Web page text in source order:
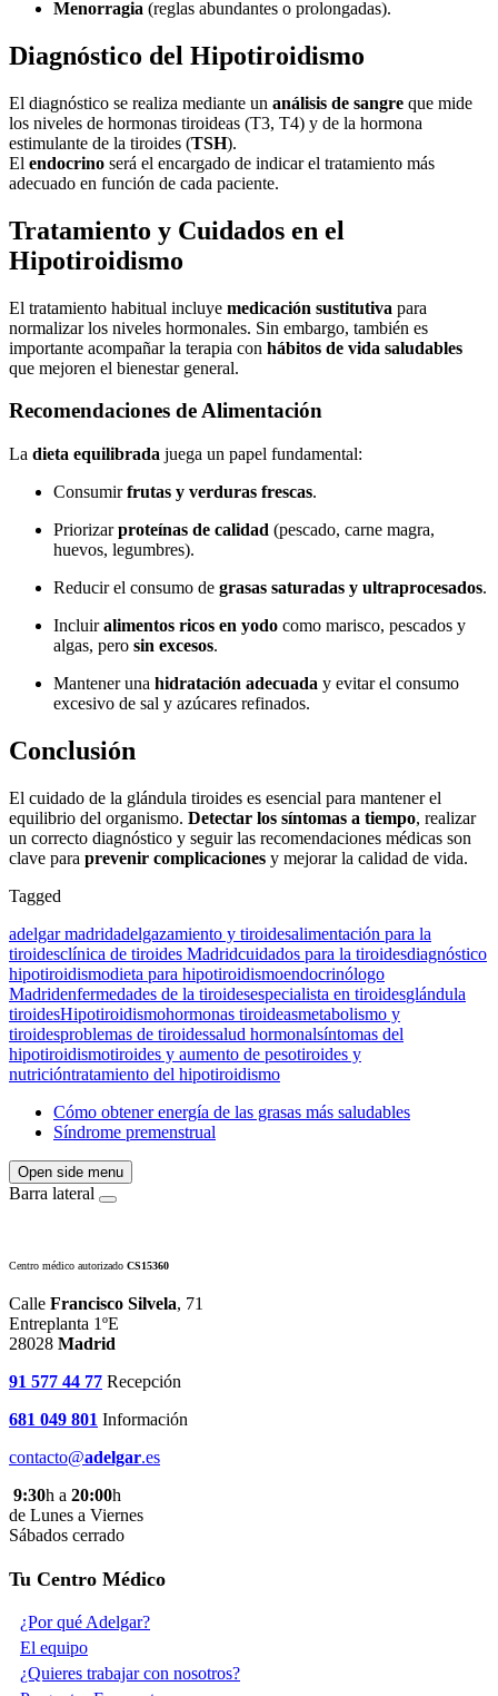
Menorragia (reglas abundantes o prolongadas).
Diagnóstico del Hipotiroidismo
El diagnóstico se realiza mediante un análisis de sangre que mide
los niveles de hormonas tiroideas (T3, T4) y de la hormona
estimulante de la tiroides (TSH).
El endocrino será el encargado de indicar el tratamiento más
adecuado en función de cada paciente.
Tratamiento y Cuidados en el
Hipotiroidismo
El tratamiento habitual incluye medicación sustitutiva para
normalizar los niveles hormonales. Sin embargo, también es
importante acompañar la terapia con hábitos de vida saludables
que mejoren el bienestar general.
Recomendaciones de Alimentación
La dieta equilibrada juega un papel fundamental:
Consumirfrutas y verduras frescas.
Priorizarproteínas de calidad (pescado, carne magra,
huevos, legumbres).
Reducir el consumo de grasas saturadas y ultraprocesados.
Incluiralimentos ricos en yodo como marisco, pescados y
algas, pero sin excesos.
Mantener una hidratación adecuada y evitar el consumo
excesivo de sal y azúcares refinados.
Conclusión
El cuidado de la glándula tiroides es esencial para mantener el
equilibrio del organismo. Detectar los síntomas a tiempo, realizar
un correcto diagnóstico y seguir las recomendaciones médicas son
clave para prevenir complicaciones y mejorar la calidad de vida.
Tagged
adelgar madridadelgazamiento y tiroidesalimentación para la
tiroidesclínica de tiroides Madridcuidados para la tiroidesdiagnóstico
hipotiroidismodieta para hipotiroidismoendocrinólogo
Madridenfermedades de la tiroidesespecialista en tiroidesglándula
tiroidesHipotiroidismohormonas tiroideasmetabolismo y
tiroidesproblemas de tiroidessalud hormonalsíntomas del
hipotiroidismotiroides y aumento de pesotiroides y
nutricióntratamiento del hipotiroidismo
Cómo obtener energía de las grasas más saludables
Síndrome premenstrual
Open side menu
Barra lateral
Centro médico autorizado CS15360
Calle Francisco Silvela, 71
Entreplanta 1ºE
28028 Madrid
91 577 44 77 Recepción
681 049 801 Información
contacto@adelgar.es
9:30h a 20:00h
de Lunes a Viernes
Sábados cerrado
Tu Centro Médico
¿Por qué Adelgar?
El equipo
¿Quieres trabajar con nosotros?